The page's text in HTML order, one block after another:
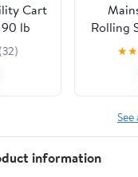
Cart
lb
and
(32)
Rolling
★★
information